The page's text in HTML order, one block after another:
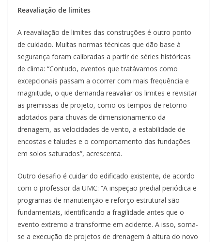
Reavaliação de limites
A reavaliação de limites das construções é outro ponto
de cuidado. Muitas normas técnicas que dão base à
segurança foram calibradas a partir de séries históricas
de clima: “Contudo, eventos que tratávamos como
excepcionais passam a ocorrer com mais frequência e
magnitude, o que demanda reavaliar os limites e revisitar
as premissas de projeto, como os tempos de retorno
adotados para chuvas de dimensionamento da
drenagem, as velocidades de vento, a estabilidade de
encostas e taludes e o comportamento das fundações
em solos saturados”, acrescenta.
Outro desafio é cuidar do edificado existente, de acordo
com o professor da UMC: “A inspeção predial periódica e
programas de manutenção e reforço estrutural são
fundamentais, identificando a fragilidade antes que o
evento extremo a transforme em acidente. A isso, soma-
se a execução de projetos de drenagem à altura do novo